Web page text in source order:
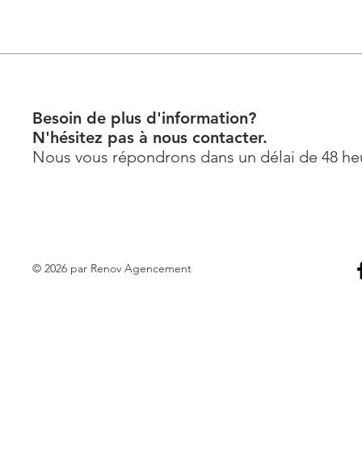
Besoin de plus d'information?
N'hésitez pas à nous contacter.
Nous vous répondrons dans un délai de 48
© 2026 par Renov Agencement